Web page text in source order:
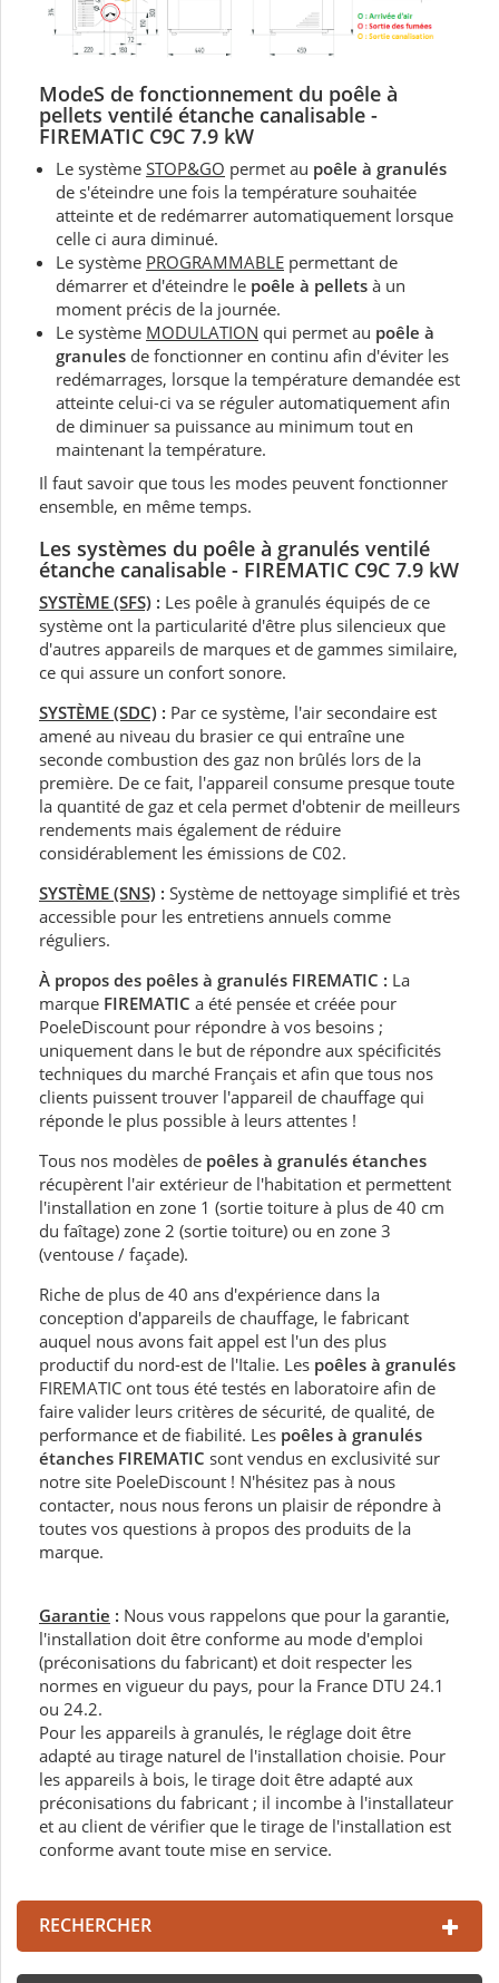
ModeS de fonctionnement du poêle à
pellets ventilé étanche canalisable -
FIREMATIC C9C 7.9 kW
Le système STOP&GO permet au poêle à granulés
de s'éteindre une fois la température souhaitée
atteinte et de redémarrer automatiquement lorsque
celle ci aura diminué.
Le système PROGRAMMABLE permettant de
démarrer et d'éteindre le poêle à pellets à un
moment précis de la journée.
Le système MODULATION qui permet au poêle à
granules de fonctionner en continu afin d'éviter les
redémarrages, lorsque la température demandée est
atteinte celui-ci va se réguler automatiquement afin
de diminuer sa puissance au minimum tout en
maintenant la température.
Il faut savoir que tous les modes peuvent fonctionner
ensemble, en même temps.
Les systèmes du poêle à granulés ventilé
étanche canalisable - FIREMATIC C9C 7.9 kW
SYSTÈME (SFS) : Les poêle à granulés équipés de ce
système ont la particularité d'être plus silencieux que
d'autres appareils de marques et de gammes similaire,
ce qui assure un confort sonore.
SYSTÈME (SDC) : Par ce système, l'air secondaire est
amené au niveau du brasier ce qui entraîne une
seconde combustion des gaz non brûlés lors de la
première. De ce fait, l'appareil consume presque toute
la quantité de gaz et cela permet d'obtenir de meilleurs
rendements mais également de réduire
considérablement les émissions de C02.
SYSTÈME (SNS) : Système de nettoyage simplifié et très
accessible pour les entretiens annuels comme
réguliers.
À propos des poêles à granulés FIREMATIC : La
marque FIREMATIC a été pensée et créée pour
PoeleDiscount pour répondre à vos besoins ;
uniquement dans le but de répondre aux spécificités
techniques du marché Français et afin que tous nos
clients puissent trouver l'appareil de chauffage qui
réponde le plus possible à leurs attentes !
Tous nos modèles de poêles à granulés étanches
récupèrent l'air extérieur de l'habitation et permettent
l'installation en zone 1 (sortie toiture à plus de 40 cm
du faîtage) zone 2 (sortie toiture) ou en zone 3
(ventouse / façade).
Riche de plus de 40 ans d'expérience dans la
conception d'appareils de chauffage, le fabricant
auquel nous avons fait appel est l'un des plus
productif du nord-est de l'Italie. Les poêles à granulés
FIREMATIC ont tous été testés en laboratoire afin de
faire valider leurs critères de sécurité, de qualité, de
performance et de fiabilité. Les poêles à granulés
étanches FIREMATIC sont vendus en exclusivité sur
notre site PoeleDiscount ! N'hésitez pas à nous
contacter, nous nous ferons un plaisir de répondre à
toutes vos questions à propos des produits de la
marque.
Garantie : Nous vous rappelons que pour la garantie,
l'installation doit être conforme au mode d'emploi
(préconisations du fabricant) et doit respecter les
normes en vigueur du pays, pour la France DTU 24.1
ou 24.2.
Pour les appareils à granulés, le réglage doit être
adapté au tirage naturel de l'installation choisie. Pour
les appareils à bois, le tirage doit être adapté aux
préconisations du fabricant ; il incombe à l'installateur
et au client de vérifier que le tirage de l'installation est
conforme avant toute mise en service.
RECHERCHER